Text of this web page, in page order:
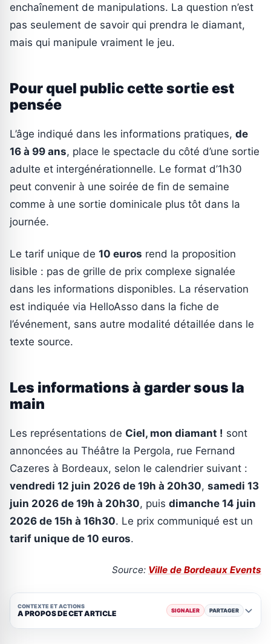
enchaînement de manipulations. La question n’est
pas seulement de savoir qui prendra le diamant,
mais qui manipule vraiment le jeu.
Pour quel public cette sortie est
pensée
L’âge indiqué dans les informations pratiques, de
16 à 99 ans, place le spectacle du côté d’une sortie
adulte et intergénérationnelle. Le format d’1h30
peut convenir à une soirée de fin de semaine
comme à une sortie dominicale plus tôt dans la
journée.
Le tarif unique de 10 euros rend la proposition
lisible : pas de grille de prix complexe signalée
dans les informations disponibles. La réservation
est indiquée via HelloAsso dans la fiche de
l’événement, sans autre modalité détaillée dans le
texte source.
Les informations à garder sous la
main
Les représentations de Ciel, mon diamant ! sont
annoncées au Théâtre la Pergola, rue Fernand
Cazeres à Bordeaux, selon le calendrier suivant :
vendredi 12 juin 2026 de 19h à 20h30, samedi 13
juin 2026 de 19h à 20h30, puis dimanche 14 juin
2026 de 15h à 16h30. Le prix communiqué est un
tarif unique de 10 euros.
Source: Ville de Bordeaux Events
CONTEXTE ET ACTIONS
A PROPOS DE CET ARTICLE SIGNALER PARTAGER